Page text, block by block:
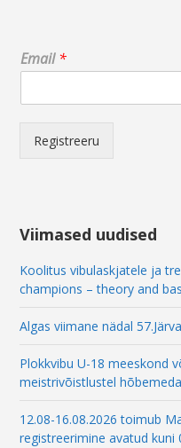
*
*
m
Email*
Registreeru
Viimased uudised
Koolitus vibulaskjatele ja
champions – theory and
Algas viimane nädal
Plokkvibu U-18 meeskond
meistrivõistlustel
12.08-16.08.2026 toimub
registreerimine avatud kuni